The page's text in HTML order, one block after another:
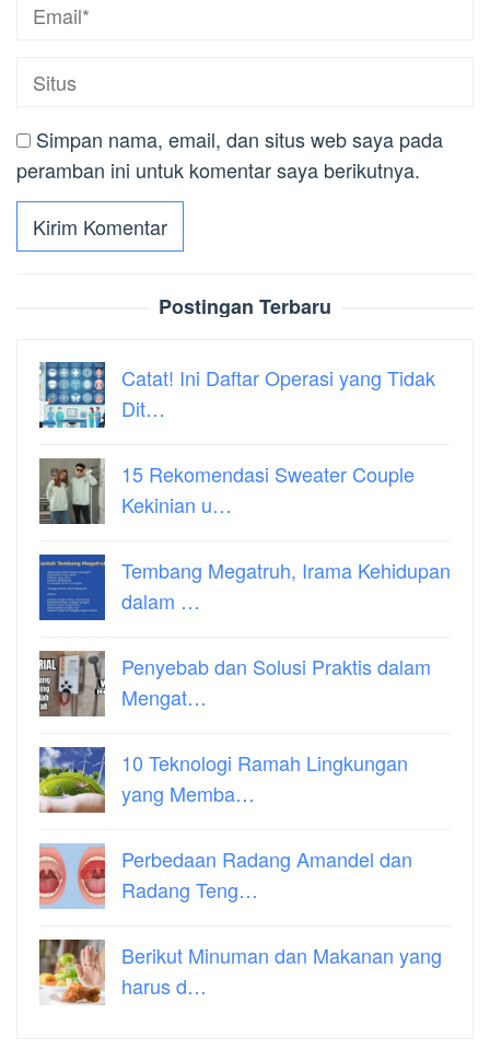
Simpan nama, email, dan situs web saya pada
peramban ini untuk komentar saya berikutnya.
Postingan Terbaru
Catat! Ini Daftar Operasi yang Tidak
Dit…
15 Rekomendasi Sweater Couple
Kekinian u…
Tembang Megatruh, Irama Kehidupan
dalam …
Penyebab dan Solusi Praktis dalam
Mengat…
10 Teknologi Ramah Lingkungan
yang Memba…
Perbedaan Radang Amandel dan
Radang Teng…
Berikut Minuman dan Makanan yang
harus d…